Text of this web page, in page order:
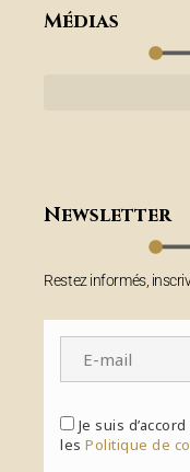
Médias
Newsletter
Restez informés,
Je suis
lesPolitique de